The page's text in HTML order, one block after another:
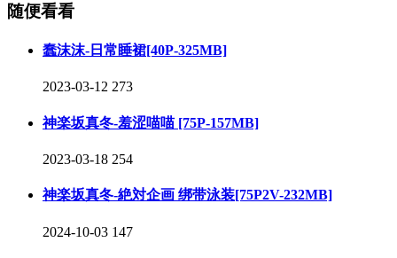
随便看看
蠢沫沫-日常睡裙[40P-325MB]
2023-03-12 273
神楽坂真冬-羞涩喵喵 [75P-157MB]
2023-03-18 254
神楽坂真冬-絶対企画 绑带泳装[75P2V-232MB]
2024-10-03 147